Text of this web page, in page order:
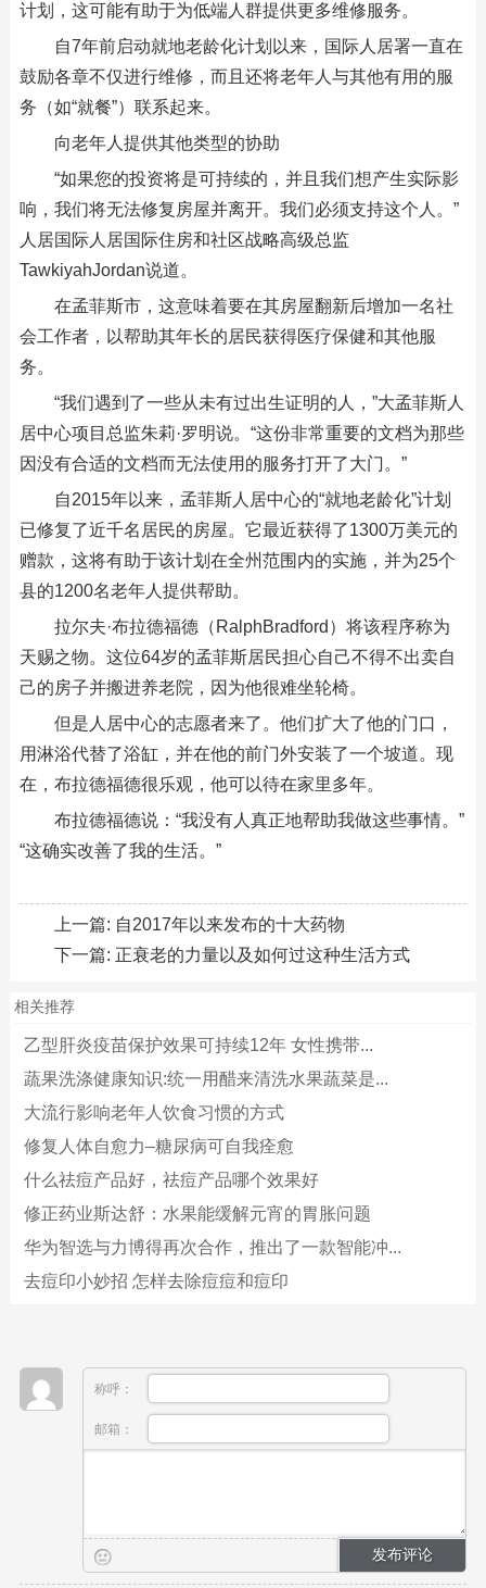
计划，这可能有助于为低端人群提供更多维修服务。
自7年前启动就地老龄化计划以来，国际人居署一直在
鼓励各章不仅进行维修，而且还将老年人与其他有用的服
务（如“就餐”）联系起来。
向老年人提供其他类型的协助
“如果您的投资将是可持续的，并且我们想产生实际影
响，我们将无法修复房屋并离开。我们必须支持这个人。”
人居国际人居国际住房和社区战略高级总监
TawkiyahJordan说道。
在孟菲斯市，这意味着要在其房屋翻新后增加一名社
会工作者，以帮助其年长的居民获得医疗保健和其他服
务。
“我们遇到了一些从未有过出生证明的人，”大孟菲斯人
居中心项目总监朱莉·罗明说。“这份非常重要的文档为那些
因没有合适的文档而无法使用的服务打开了大门。”
自2015年以来，孟菲斯人居中心的“就地老龄化”计划
已修复了近千名居民的房屋。它最近获得了1300万美元的
赠款，这将有助于该计划在全州范围内的实施，并为25个
县的1200名老年人提供帮助。
拉尔夫·布拉德福德（RalphBradford）将该程序称为
天赐之物。这位64岁的孟菲斯居民担心自己不得不出卖自
己的房子并搬进养老院，因为他很难坐轮椅。
但是人居中心的志愿者来了。他们扩大了他的门口，
用淋浴代替了浴缸，并在他的前门外安装了一个坡道。现
在，布拉德福德很乐观，他可以待在家里多年。
布拉德福德说：“我没有人真正地帮助我做这些事情。”
“这确实改善了我的生活。”
上一篇: 自2017年以来发布的十大药物
下一篇: 正衰老的力量以及如何过这种生活方式
相关推荐
乙型肝炎疫苗保护效果可持续12年 女性携带...
蔬果洗涤健康知识:统一用醋来清洗水果蔬菜是...
大流行影响老年人饮食习惯的方式
修复人体自愈力–糖尿病可自我痊愈
什么祛痘产品好，祛痘产品哪个效果好
修正药业斯达舒：水果能缓解元宵的胃胀问题
华为智选与力博得再次合作，推出了一款智能冲...
去痘印小妙招 怎样去除痘痘和痘印
称呼：
邮箱：